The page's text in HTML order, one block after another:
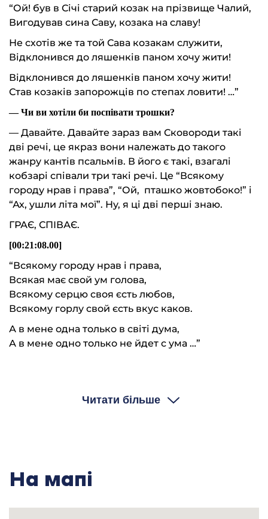
“Ой! був в Січі старий козак на прізвище Чалий,
Вигодував сина Саву, козака на славу!
Не схотів же та той Сава козакам служити,
Відклонився до ляшенків паном хочу жити!
Відклонився до ляшенків паном хочу жити!
Став козаків запорожців по степах ловити! …”
— Чи ви хотіли би поспівати трошки?
— Давайте. Давайте зараз вам Сковороди такі
дві речі, це якраз вони належать до такого
жанру кантів псальмів. В його є такі, взагалі
кобзарі співали три такі речі. Це “Всякому
городу нрав і права”, “Ой, пташко жовтобоко!” і
“Ах, ушли літа мої”. Ну, я ці дві перші знаю.
ГРАЄ, СПІВАЄ.
[00:21:08.00]
“Всякому городу нрав і права,
Всякая має свой ум голова,
Всякому серцю своя єсть любов,
Всякому горлу свой єсть вкус каков.
А в мене одна только в світі дума,
А в мене одно только не йдет с ума …”
Не клади гнізда високо,
Читати більше
На мапі